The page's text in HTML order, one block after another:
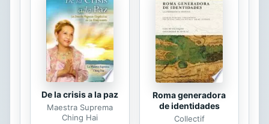
De la crisis a la paz
Maestra Suprema
Ching Hai
Roma generadora
de identidades
Collectif